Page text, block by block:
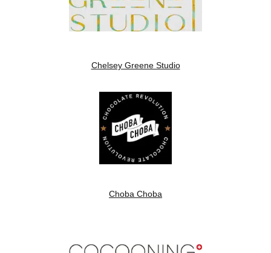
Chelsey Greene Studio
Choba Choba